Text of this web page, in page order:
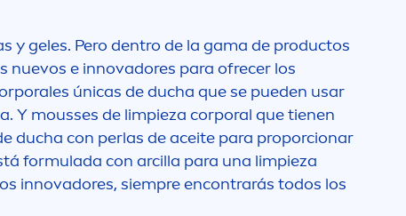
y geles. Pero dentro de la gama de productos
nuevos e innovadores para ofrecer los
únicas de ducha que se pueden usar
Y mousses de limpieza corporal que tienen
ducha con perlas de aceite para proporcionar
formulada con arcilla para una limpieza
innovadores, siempre encontrarás todos los